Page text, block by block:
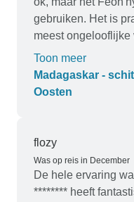
gebruiken. Het is
meest ongelooflijke
chauffeur was
veilig, zelfs op een
stukken weg. De
Toon meer
Madagaskar -
Oosten
flozy
Was op reis in December
De hele ervaring
******** heeft